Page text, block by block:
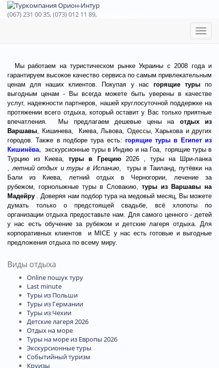
(067) 231 00 35, (073) 012 11 89,
Toggle
Мы работаем на туристическом рынке Украины с 2008 года и
гарантируем высокое качество сервиса по самым привлекательным
ценам для наших клиентов. Покупая у нас горящие турыпо
выгодным ценам - Вы всегда можете быть уверены в качестве
услуг, надежности партнеров, нашей круглосуточной поддержке на
протяжении всего отдыха, который оставит у Вас только приятные
впечатления. Мы предлагаем дешевые цены на отдых из
Варшавы , Кишинева, Киева, Львова, Одессы, Харькова и других
городов. Также в подборе тура есть: горящие туры в Египет из
Кишинёва,
экскурсионные туры в Индию и на Гоа, горящие туры в
Турцию из Киева,туры в Грецию 2026, туры на Шри-ланка
летний отдых и туры в Испанию, туры в Таиланд,путёвки на
Бали из Киева, летний отдых в Черногории, лечение за
рубежом, горнолыжные туры в Словакию туры из Варшавы на
Мадейру
. Доверяя нам подбор тура на медовый месяц, Вы можете
думать только о предстоящей свадьбе, всё хлопоты по
организации отдыха предоставьте нам. Для самого ценного - детей
у нас есть обучение за рубежом и детские лагеря отдыха. Для
корпоративных клиентов и MICE у нас есть готовые и выгодные
предложения отдыха по всему миру.
Виды отдыха
Online пошук туру
Last minute
Туры из Польши
Туры из Германии
Туры из Чехии
Детские лагеря 2026
Отдых на море
Туры на море из Европы 2026
Экскурсионные туры
Событийный туризм
Круизы